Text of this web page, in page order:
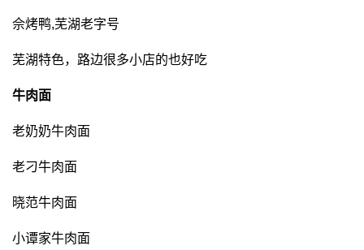
佘烤鸭,芜湖老字号
芜湖特色，路边很多小店的也好吃
牛肉面
老奶奶牛肉面
老刁牛肉面
晓范牛肉面
小谭家牛肉面